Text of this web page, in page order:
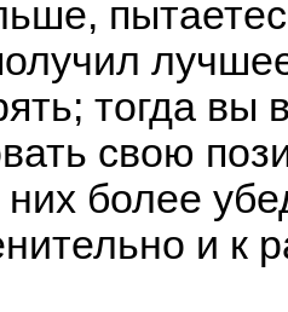
тогда вы
свою
них более
и к